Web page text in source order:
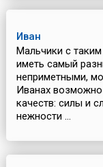
Иван
Мальчики с
иметь самый
неприметными,
Иванах
качеств: силы и
нежности ...